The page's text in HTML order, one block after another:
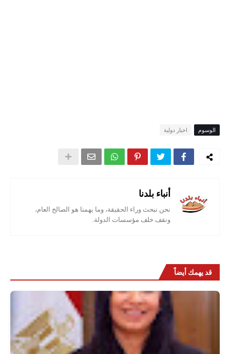
الوسوم اخبار دولية
أنباء بلدنا
نحن نبحث وراء الحقيقة، وما يهمنا هو الصالح العام،
ونقف خلف مؤسسات الدولة.
قد يهمك أيضاً